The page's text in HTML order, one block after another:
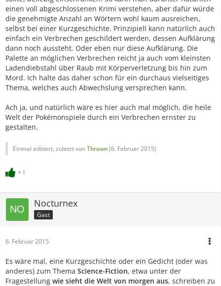
einen voll abgeschlossenen Krimi verstehen, aber dafür würde
die genehmigte Anzahl an Wörtern wohl kaum ausreichen,
selbst bei einer Kurzgeschichte. Prinzipiell kann natürlich auch
einfach ein Verbrechen geschildert werden, dessen Aufklärung
dann noch aussteht. Oder eben nur diese Aufklärung. Die
Palette an möglichen Verbrechen reicht ja auch vom kleinsten
Ladendiebstahl über Raub mit Körperverletzung bis hin zum
Mord. Ich halte das daher schon für ein durchaus vielseitiges
Thema, welches auch Abwechslung versprechen kann.
Ach ja, und natürlich wäre es hier auch mal möglich, die heile
Welt der Pokémonspiele durch ein Verbrechen ernster zu
gestalten.
Einmal editiert, zuletzt vonThrawn(6. Februar 2015)
1
Nocturnex
Gast
6. Februar 2015
Es wäre mal, eine Kurzgeschichte oder ein Gedicht (oder was
anderes) zum Thema Science-Fiction, etwa unter der
Fragestellung wie sieht die Welt von morgen aus, schreiben zu